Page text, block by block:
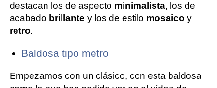
destacan los de aspecto minimalista, los de
acabado brillante y los de estilo mosaico y
retro.
Baldosa tipo metro
Empezamos con un clásico, con esta baldosa